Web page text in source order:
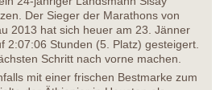
Der Sieger der Marathons von
2013 hat sich heuer am 23. Jänner
2:07:06 Stunden (5. Platz) gesteigert.
Schritt nach vorne machen.
mit einer frischen Bestmarke zum